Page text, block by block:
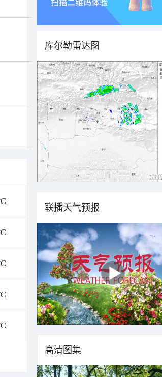
库尔勒雷达图
联播天气预报
高清图集